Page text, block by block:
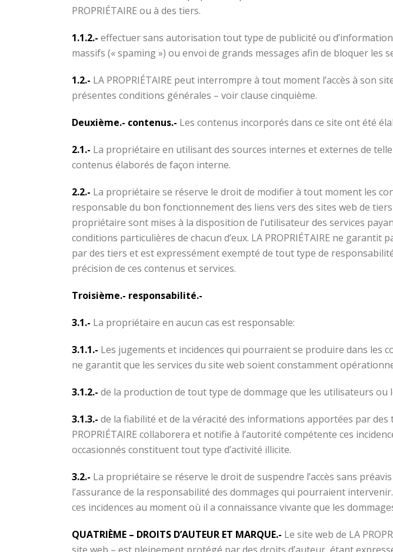
PROPRIÉTAIRE ou à des tiers.
1.1.2.- effectuer sans autorisation tout type de publicité ou
massifs (« spaming ») ou envoi de grands messages afin de bloquer les
1.2.- LA PROPRIÉTAIRE peut interrompre à tout moment l’accès à son
présentes conditions générales – voir clause cinquième.
Deuxième.- contenus.- Les contenus incorporés dans ce site ont été
2.1.- La propriétaire en utilisant des sources internes et externes de
contenus élaborés de façon interne.
2.2.- La propriétaire se réserve le droit de modifier à tout moment les
responsable du bon fonctionnement des liens vers des sites web de
propriétaire sont mises à la disposition de l’utilisateur des services
conditions particulières de chacun d’eux. LA PROPRIÉTAIRE ne
par des tiers et est expressément exempté de tout type de
précision de ces contenus et services.
Troisième.- responsabilité.-
3.1.- La propriétaire en aucun cas est responsable:
3.1.1.- Les jugements et incidences qui pourraient se produire dans les
ne garantit que les services du site web soient constamment
3.1.2.- de la production de tout type de dommage que les utilisateurs
3.1.3.- de la fiabilité et de la véracité des informations apportées par
PROPRIÉTAIRE collaborera et notifie à l’autorité compétente ces
occasionnés constituent tout type d’activité illicite.
3.2.- La propriétaire se réserve le droit de suspendre l’accès sans
l’assurance de la responsabilité des dommages qui pourraient
ces incidences au moment où il a connaissance vivante que les
QUATRIÈME – DROITS D’AUTEUR ET MARQUE.- Le site web de LA